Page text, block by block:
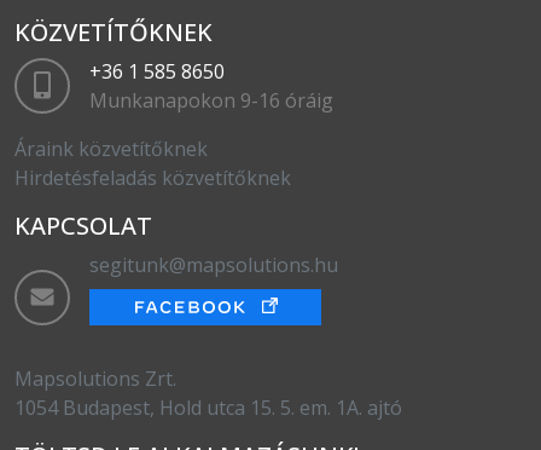
KÖZVETÍTŐKNEK
+36 1 585 8650
Munkanapokon 9-16 óráig
Áraink közvetítőknek
Hirdetésfeladás közvetítőknek
KAPCSOLAT
segitunk@mapsolutions.hu
Mapsolutions Zrt.
1054 Budapest, Hold utca 15. 5. em. 1A. ajtó